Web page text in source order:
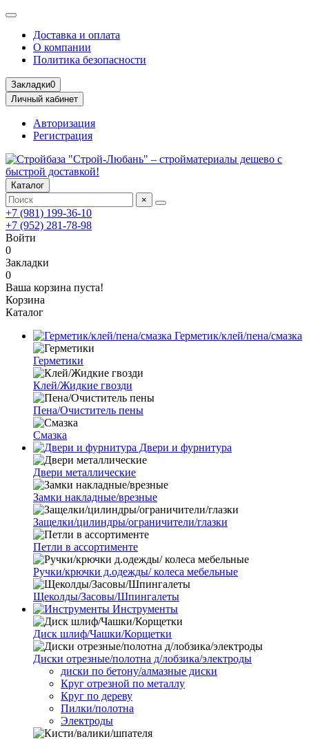
Доставка и оплата
О компании
Политика безопасности
Закладки0
Личный кабинет
Авторизация
Регистрация
Каталог
×
+7 (981) 199-36-10
+7 (952) 281-78-98
Войти
0
Закладки
0
Ваша корзина пуста!
Корзина
Каталог
Герметик/клей/пена/смазка
Герметики
Клей/Жидкие гвозди
Пена/Очиститель пены
Смазка
Двери и фурнитура
Двери металлические
Замки накладные/врезные
Защелки/цилиндры/ограничители/глазки
Петли в ассортименте
Ручки/крючки д.одежды/ колеса мебельные
Щеколды/Засовы/Шпингалеты
Инструменты
Диск шлиф/Чашки/Корщетки
Диски отрезные/полотна д/лобзика/электроды
диски по бетону/алмазные диски
Круг отрезной по металлу
Круг по дереву
Пилки/полотна
Электроды